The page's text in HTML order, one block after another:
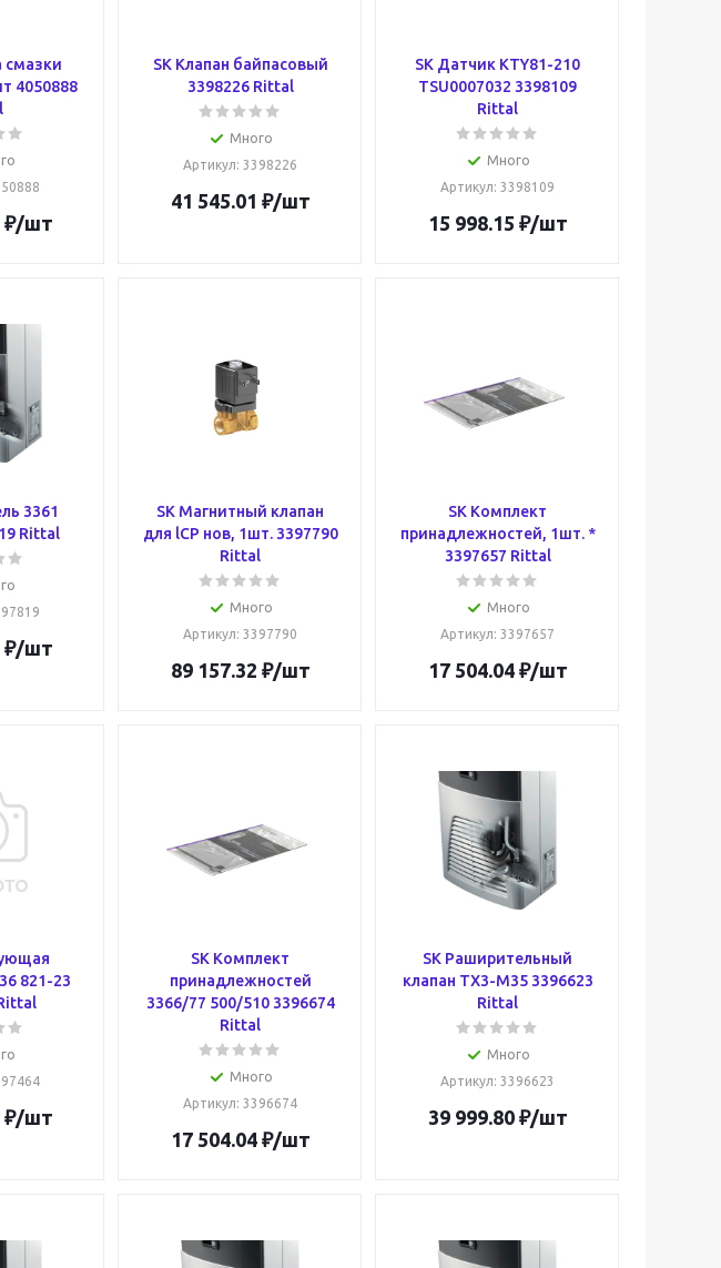
смазки
4050888
₽/шт
SK Клапан байпасовый
3398226 Rittal
Много
Артикул: 3398226
41 545.01 ₽/шт
SK Датчик KTY81-210
TSU0007032 3398109
Rittal
Много
Артикул: 3398109
15 998.15 ₽/шт
3361
Rittal
₽/шт
SK Магнитный клапан
для lCP нов, 1шт. 3397790
Rittal
Много
Артикул: 3397790
89 157.32 ₽/шт
SK Комплект
принадлежностей, 1шт. *
3397657 Rittal
Много
Артикул: 3397657
17 504.04₽/шт
821-23
₽/шт
SK Комплект
принадлежностей
3366/77 500/510 3396674
Rittal
Много
Артикул: 3396674
17 504.04₽/шт
SK Раширительный
клапан TX3-M35 3396623
Rittal
Много
Артикул: 3396623
39 999.80₽/шт